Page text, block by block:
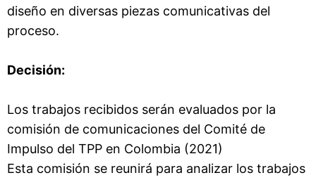
diseño en diversas piezas comunicativas del
proceso.
Decisión:
Los trabajos recibidos serán evaluados por la
comisión de comunicaciones del Comité de
Impulso del TPP en Colombia (2021)
Esta comisión se reunirá para analizar los trabajos